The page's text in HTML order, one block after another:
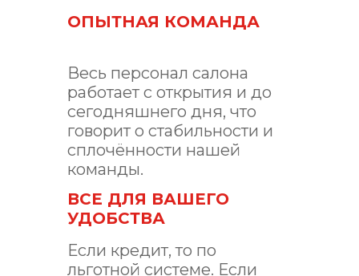
ОПЫТНАЯ КОМАНДА
ВСЕ ДЛЯ ВАШЕГО
УДОБСТВА
Весь персонал салона
работает с открытия и до
сегодняшнего дня, что
говорит о стабильности и
сплочённости нашей
команды.
Если кредит, то по
льготной системе. Если